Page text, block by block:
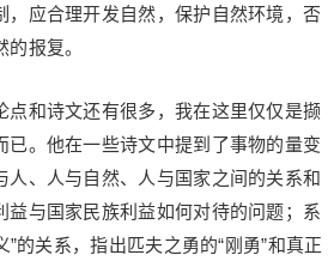
，应合理开发自然，保护自然环境，否
报复。
点和诗文还有很多，我在这里仅仅是撷
已。他在一些诗文中提到了事物的量变
人、人与自然、人与国家之间的关系和
益与国家民族利益如何对待的问题；系
”的关系，指出匹夫之勇的“刚勇”和真正